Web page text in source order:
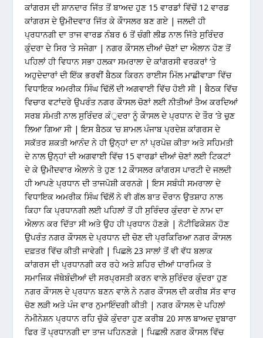
ਕਾਂਗਰਸ ਦੀ ਸ਼ਾਨਦਾਰ ਜਿੱਤ ਤੋਂ ਬਾਅਦ ਹੁਣ 15 ਵਾਰਡਾਂ ਵਿੱਚੋਂ 12 ਵਾਰਡ
ਕਾਂਗਰਸ ਦੇ ਉਮੀਦਵਾਰ ਜਿੱਤ ਕੇ ਕੌਾਸਲਰ ਬਣ ਗਏ | ਜਲਦੀ ਹੀ
ਪ੍ਰਧਾਨਗੀ ਦਾ ਤਾਜ ਵਾਰਡ ਨੰਬਰ 6 ਤੋਂ ਚੰਗੀ ਲੀਡ ਨਾਲ ਜਿੱਤੇ ਸੁਰਿੰਦਰ
ਕੁੰਦਰਾ ਦੇ ਸਿਰ ‘ਤੇ ਸਜੇਗਾ | ਨਗਰ ਕੌਾਸਲ ਦੀਆਂ ਚੋਣਾਂ ਦਾ ਐਲਾਨ ਹੋਣ ਤੋਂ
ਪਹਿਲਾਂ ਹੀ ਵਿਧਾਨ ਸਭਾ ਹਲਕਾ ਸਮਰਾਲਾ ਦੇ ਕਾਂਗਰਸੀ ਵਰਕਰਾਂ ‘ਤੇ
ਅਹੁਦੇਦਾਰਾਂ ਦੀ ਇੱਕ ਭਰਵੀਂ ਬੈਠਕ ਕਿਰਨ ਰਾਈਸ ਮਿੱਲ ਮਾਛੀਵਾੜਾ ਵਿੱਚ
ਵਿਧਾਇਕ ਅਮਰੀਕ ਸਿੰਘ ਢਿੱਲੋਂ ਦੀ ਅਗਵਾਈ ਵਿੱਚ ਹੋਈ ਸੀ | ਬੈਠਕ ਵਿੱਚ
ਵਿਚਾਰ ਵਟਾਂਦਰੇ ਉਪਰੰਤ ਨਗਰ ਕੌਾਸਲ ਚੋਣਾਂ ਲਈ ਨੀਤੀਆਂ ਤੈਅ ਕਰਦਿਆਂ
ਸਰਬ ਸੰਮਤੀ ਨਾਲ ਸੁਰਿੰਦਰ ਕੰੁਦਰਾ ਨੂੰ ਕੌਾਸਲ ਦੇ ਪ੍ਰਧਾਨ ਦੇ ਤੌਰ ‘ਤੇ ਚੁਣ
ਲਿਆ ਗਿਆ ਸੀ | ਇਸ ਬੈਠਕ ‘ਚ ਸ਼ਾਮਲ ਪੰਜਾਬ ਪ੍ਰਦੇਸ਼ ਕਾਂਗਰਸ ਦੇ
ਸਕੱਤਰ ਸ਼ਕਤੀ ਆਨੰਦ ਨੇ ਹੀ ਉਨ੍ਹਾਂ ਦਾ ਨਾਂ ਪ੍ਰਪੋਜ਼ ਕੀਤਾ ਅਤੇ ਸਹਿਮਤੀ
ਦੇ ਨਾਲ ਉਨ੍ਹਾਂ ਦੀ ਅਗਵਾਈ ਵਿੱਚ 15 ਵਾਰਡਾਂ ਦੀਆਂ ਚੋਣਾਂ ਲਈ ਟਿਕਟਾਂ
ਦੇ ਕੇ ਉਮੀਦਵਾਰ ਐਲਾਨੇ ਤੇ ਹੁਣ 12 ਕੌਾਸਲਰ ਕਾਂਗਰਸ ਪਾਰਟੀ ਦੇ ਜਲਦੀ
ਹੀ ਆਪਣੇ ਪ੍ਰਧਾਨ ਦੀ ਤਾਜਪੋਸ਼ੀ ਕਰਨਗੇ | ਇਸ ਸਬੰਧੀ ਸਮਰਾਲਾ ਦੇ
ਵਿਧਾਇਕ ਅਮਰੀਕ ਸਿੰਘ ਢਿੱਲੋਂ ਨੇ ਵੀ ਗੱਲ ਬਾਤ ਦੌਰਾਨ ਉਤਸ਼ਾਹ ਨਾਲ
ਕਿਹਾ ਕਿ ਪ੍ਰਧਾਨਗੀ ਲਈ ਪਹਿਲਾਂ ਤੋਂ ਹੀ ਸੁਰਿੰਦਰ ਕੁੰਦਰਾ ਦੇ ਨਾਮ ਦਾ
ਐਲਾਨ ਕਰ ਦਿੱਤਾ ਸੀ ਅਤੇ ਉਹ ਹੀ ਪ੍ਰਧਾਨ ਹੋਣਗੇ | ਨੋਟੀਫਿਕੇਸ਼ਨ ਹੋਣ
ਉਪਰੰਤ ਨਗਰ ਕੌਾਸਲ ਦੇ ਪ੍ਰਧਾਨ ਦੀ ਚੋਣ ਦੀ ਪ੍ਰਕਿਰਿਆ ਨਗਰ ਕੌਾਸਲ
ਦਫ਼ਤਰ ਵਿੱਚ ਕੀਤੀ ਜਾਵੇਗੀ | ਪਿਛਲੇ 23 ਸਾਲਾਂ ਤੋਂ ਵੀ ਵੱਧ ਬਲਾਕ
ਕਾਂਗਰਸ ਦੀ ਪ੍ਰਧਾਨਗੀ ਕਰ ਰਹੇ ਅਤੇ ਸ਼ਹਿਰ ਦੀਆਂ ਧਾਰਮਿਕ ਤੇ
ਸਮਾਜਿਕ ਜੱਥੇਬੰਦੀਆਂ ਦੀ ਸਰਪ੍ਰਸਤੀ ਕਰਨ ਵਾਲੇ ਸੁਰਿੰਦਰ ਕੁੰਦਰਾ ਹੁਣ
ਨਗਰ ਕੌਾਸਲ ਦੇ ਪ੍ਰਧਾਨ ਬਣਨ ਵਾਲੇ ਨੇ ਨਗਰ ਕੌਾਸਲ ਦੀ ਕਰੀਬ ਸੱਤ ਵਾਰ
ਚੋਣ ਲੜੀ ਅਤੇ ਪੰਜ ਵਾਰ ਨੁਮਾਇੰਦਗੀ ਕੀਤੀ | ਨਗਰ ਕੌਾਸਲ ਦੇ ਪਹਿਲਾਂ
ਨੋਮੀਨੇਸ਼ਨ ਪ੍ਰਧਾਨ ਰਹਿ ਚੁੱਕੇ ਕੁੰਦਰਾ ਹੁਣ ਕਰੀਬ 20 ਸਾਲ ਬਾਅਦ ਦੁਬਾਰਾ
ਫਿਰ ਤੋਂ ਪ੍ਰਧਾਨਗੀ ਦਾ ਤਾਜ ਪਹਿਨਣਗੇ | ਪਿਛਲੀ ਨਗਰ ਕੌਾਸਲ ਵਿੱਚ